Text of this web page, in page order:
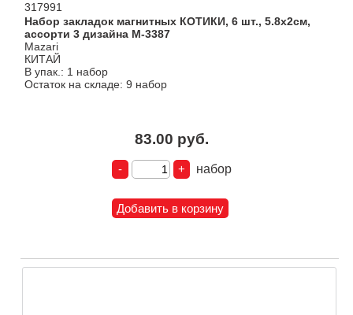
317991
Набор закладок магнитных КОТИКИ, 6 шт., 5.8х2см,
ассорти 3 дизайна M-3387
Mazari
КИТАЙ
В упак.: 1 набор
Остаток на складе: 9 набор
83.00 руб.
набор